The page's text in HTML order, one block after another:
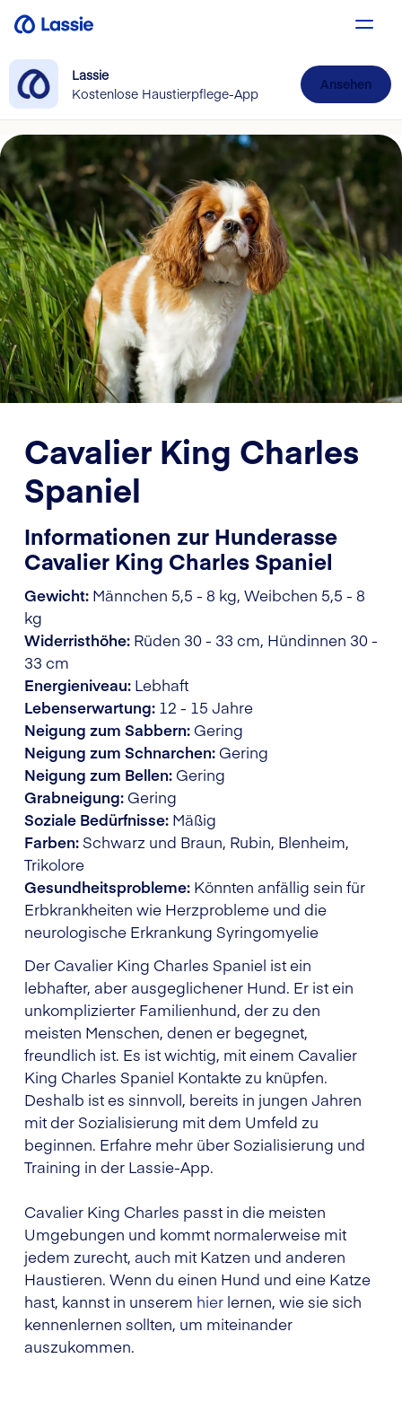
Lassie
Kostenlose Haustierpflege-App
Ansehen
Cavalier King Charles
Spaniel
Informationen zur Hunderasse
Cavalier King Charles Spaniel
Gewicht: Männchen 5,5 - 8 kg, Weibchen 5,5 - 8
kg
Widerristhöhe: Rüden 30 - 33 cm, Hündinnen 30 -
33 cm
Energieniveau: Lebhaft
Lebenserwartung: 12 - 15 Jahre
Neigung zum Sabbern: Gering
Neigung zum Schnarchen: Gering
Neigung zum Bellen: Gering
Grabneigung: Gering
Soziale Bedürfnisse: Mäßig
Farben:Schwarz und Braun, Rubin, Blenheim,
Trikolore
Gesundheitsprobleme: Könnten anfällig sein für
Erbkrankheiten wie Herzprobleme und die
neurologische Erkrankung Syringomyelie
Der Cavalier King Charles Spaniel ist ein
lebhafter, aber ausgeglichener Hund. Er ist ein
unkomplizierter Familienhund, der zu den
meisten Menschen, denen er begegnet,
freundlich ist. Es ist wichtig, mit einem Cavalier
King Charles Spaniel Kontakte zu knüpfen.
Deshalb ist es sinnvoll, bereits in jungen Jahren
mit der Sozialisierung mit dem Umfeld zu
beginnen. Erfahre mehr über Sozialisierung und
Training in der Lassie-App.
Cavalier King Charles passt in die meisten
Umgebungen und kommt normalerweise mit
jedem zurecht, auch mit Katzen und anderen
Haustieren. Wenn du einen Hund und eine Katze
hast, kannst in unserem hier lernen, wie sie sich
kennenlernen sollten, um miteinander
auszukommen.